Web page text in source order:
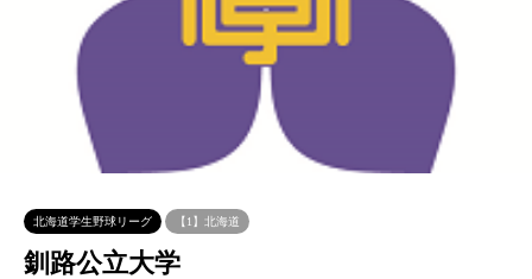
北海道学生野球リーグ 【1】北海道
釧路公立大学